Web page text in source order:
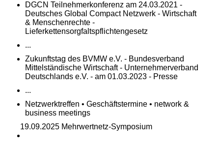
DGCN Teilnehmerkonferenz am 24.03.2021 -
Deutsches Global Compact Netzwerk - Wirtschaft
& Menschenrechte -
Lieferkettensorgfaltspflichtengesetz
...
Zukunftstag des BVMW e.V. - Bundesverband
Mittelständische Wirtschaft - Unternehmerverband
Deutschlands e.V. - am 01.03.2023 - Presse
...
Netzwerktreffen • Geschäftstermine • network &
business meetings
19.09.2025 Mehrwertnetz-Symposium